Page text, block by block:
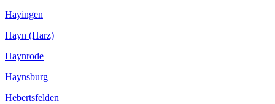
Hayingen
Hayn (Harz)
Haynrode
Haynsburg
Hebertsfelden